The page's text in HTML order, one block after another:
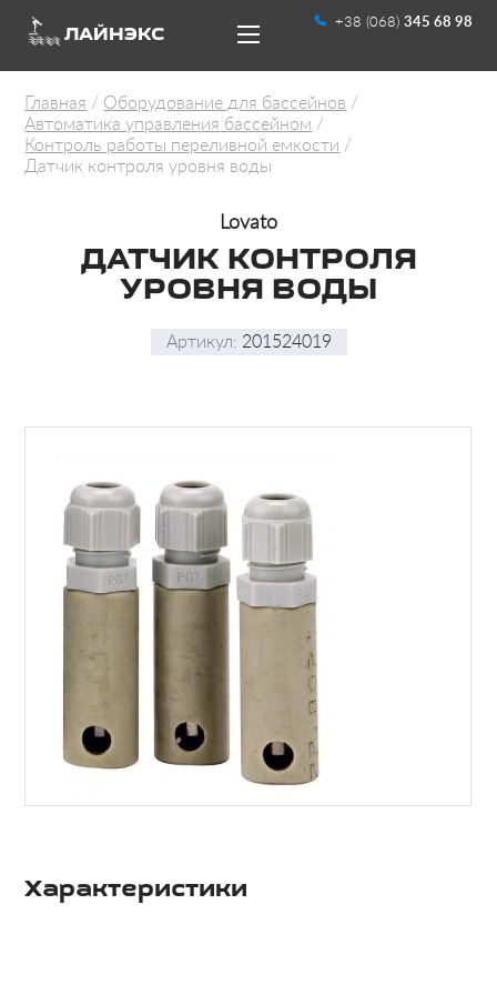
+38 (068) 345 68 98
ЛАЙНЭКС
Главная
Оборудование для бассейнов
Автоматика управления бассейном
Контроль работы переливной емкости
Датчик контроля уровня воды
Lovato
ДАТЧИК КОНТРОЛЯ
УРОВНЯ ВОДЫ
Артикул: 201524019
Характеристики